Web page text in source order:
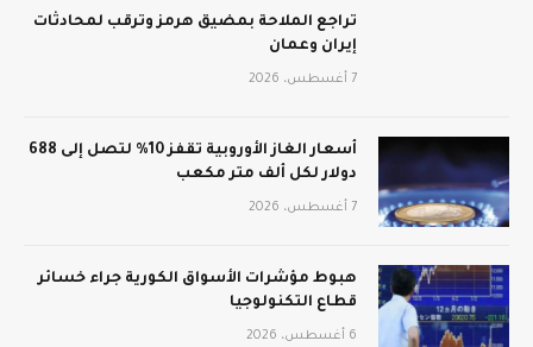
تراجع الملاحة بمضيق هرمز وترقب لمحادثات
إيران وعمان
7 أغسطس، 2026
أسعار الغاز الأوروبية تقفز 10% لتصل إلى 688
دولار لكل ألف متر مكعب
7 أغسطس، 2026
هبوط مؤشرات الأسواق الكورية جراء خسائر
قطاع التكنولوجيا
6 أغسطس، 2026